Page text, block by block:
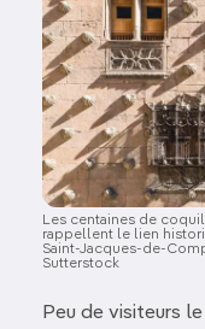
Les centaines de
rappellent le lien
Saint-Jacques-de-
Sutterstock
Peu de visiteurs